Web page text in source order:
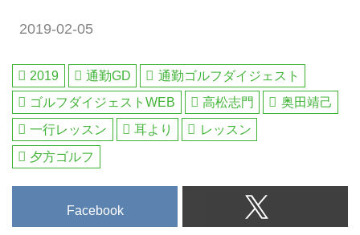
2019-02-05
2019 通勤GD
通勤ゴルフダイジェスト
ゴルフダイジェストWEB
高松志門
奥田靖己
一行レッスン
耳より
レッスン
夕方ゴルフ
Facebook